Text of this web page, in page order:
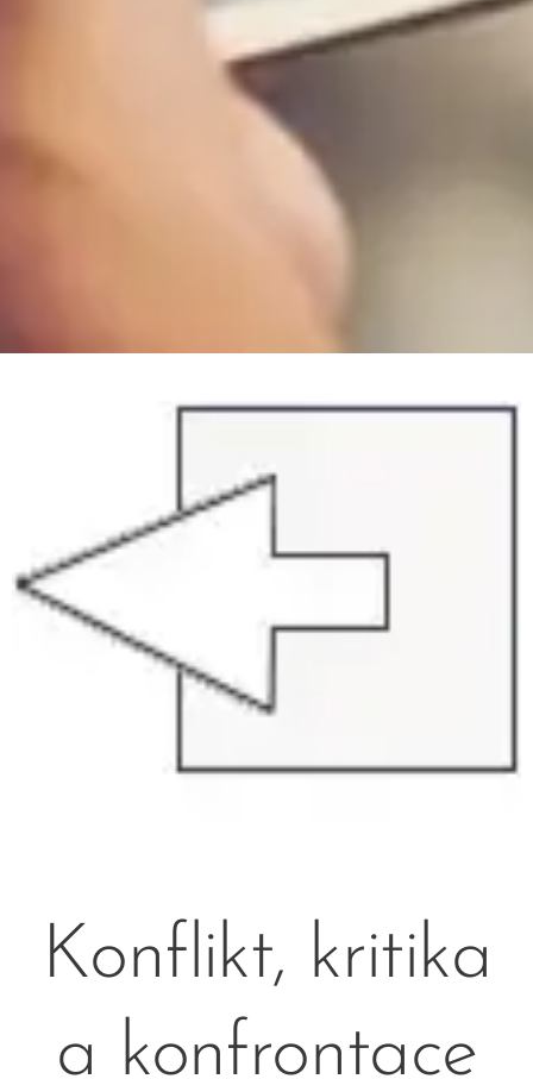
Konflikt, kritika
a konfrontace